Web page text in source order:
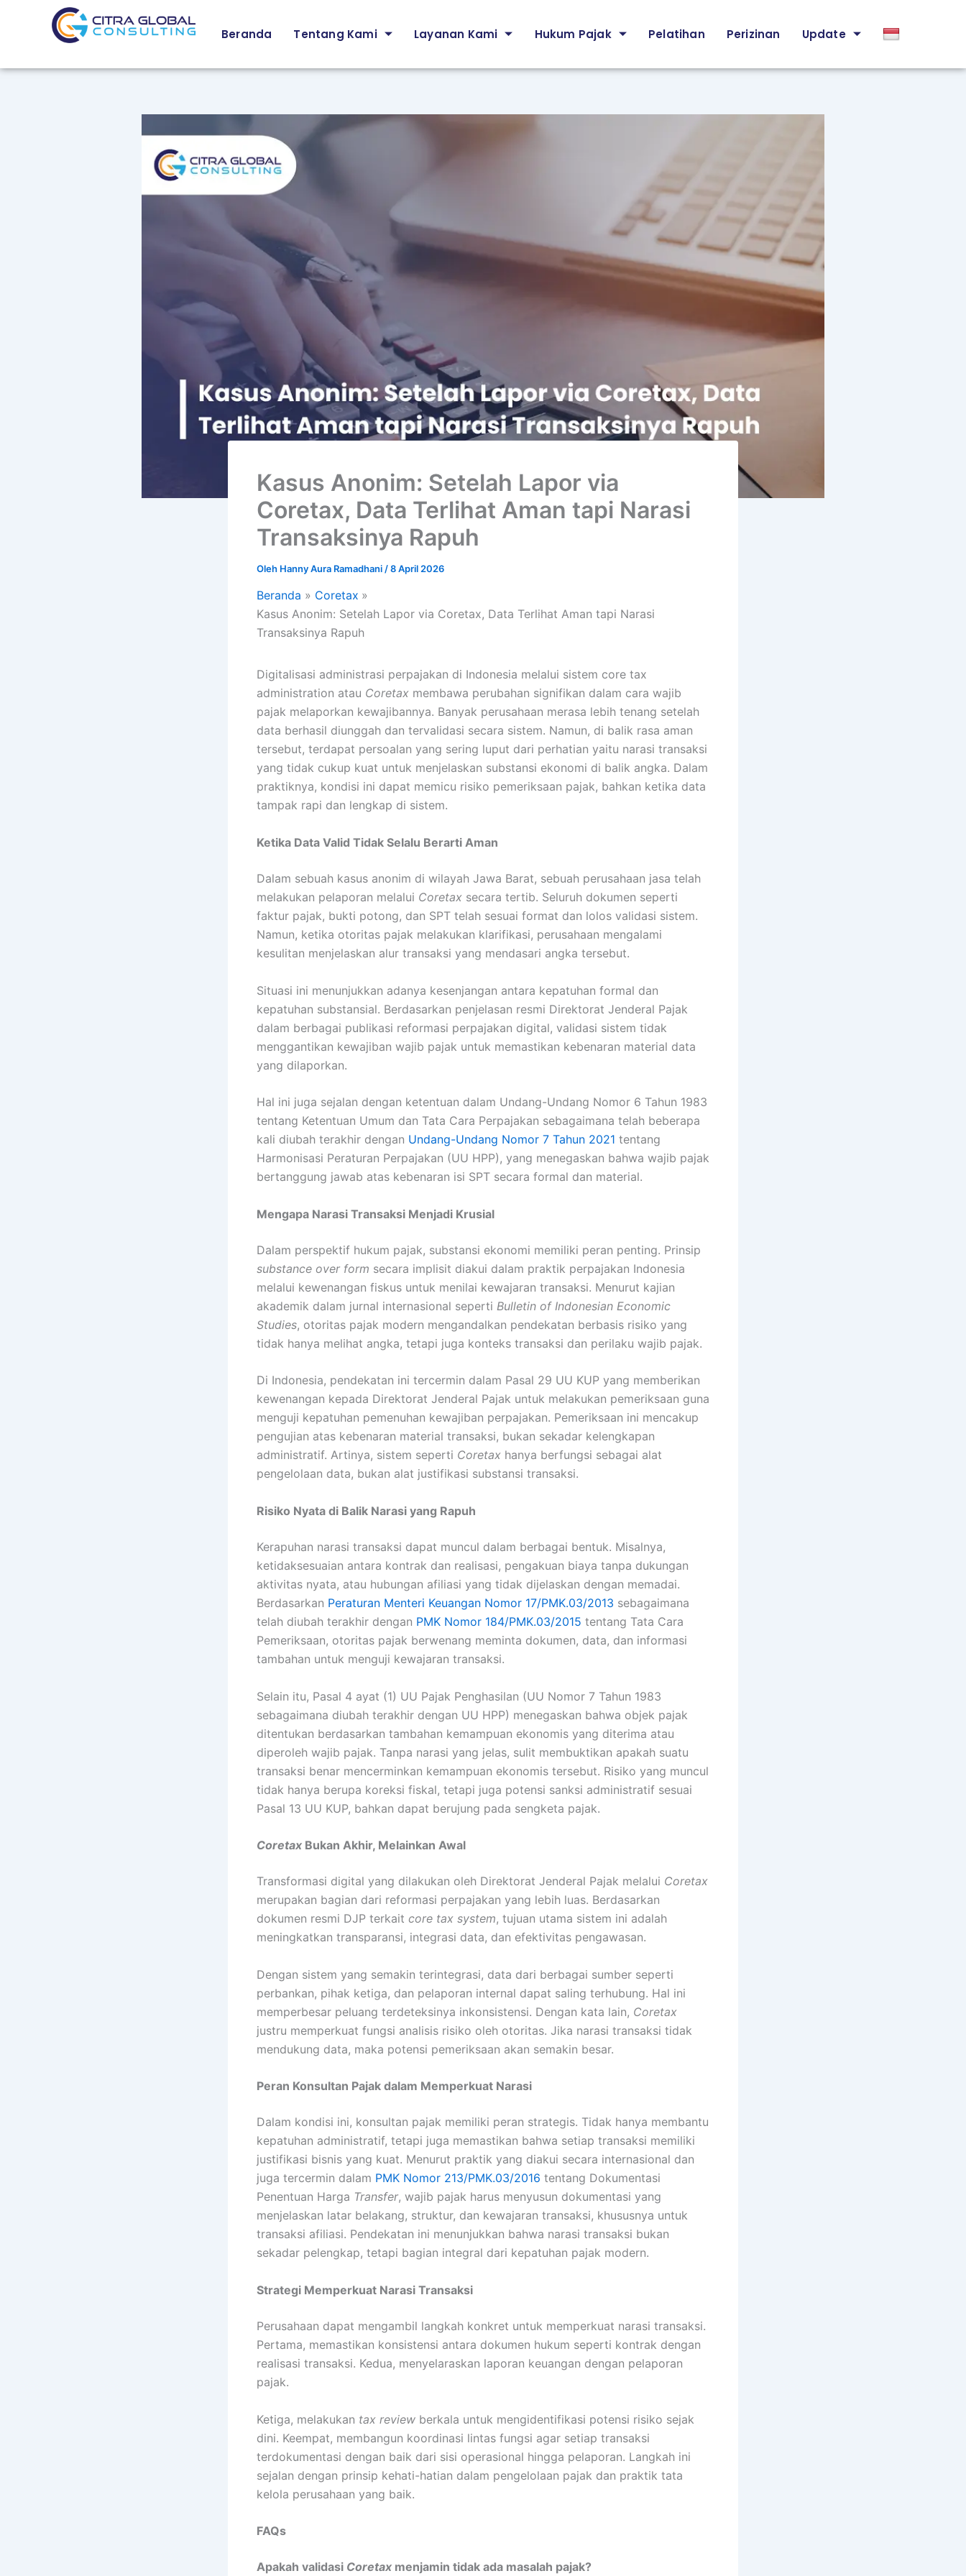
Beranda Tentang Kami Layanan Kami Hukum Pajak Pelatihan Perizinan Update
Kasus Anonim: Setelah Lapor via
Coretax, Data Terlihat Aman tapi Narasi
Transaksinya Rapuh
Oleh Hanny Aura Ramadhani/8 April 2026
Beranda
Coretax
Kasus Anonim: Setelah Lapor via Coretax, Data Terlihat Aman tapi Narasi
Transaksinya Rapuh
Digitalisasi administrasi perpajakan di Indonesia melalui sistem core tax
administration atau Coretax membawa perubahan signifikan dalam cara wajib
pajak melaporkan kewajibannya. Banyak perusahaan merasa lebih tenang setelah
data berhasil diunggah dan tervalidasi secara sistem. Namun, di balik rasa aman
tersebut, terdapat persoalan yang sering luput dari perhatian yaitu narasi transaksi
yang tidak cukup kuat untuk menjelaskan substansi ekonomi di balik angka. Dalam
praktiknya, kondisi ini dapat memicu risiko pemeriksaan pajak, bahkan ketika data
tampak rapi dan lengkap di sistem.
Ketika Data Valid Tidak Selalu Berarti Aman
Dalam sebuah kasus anonim di wilayah Jawa Barat, sebuah perusahaan jasa telah
melakukan pelaporan melalui Coretax secara tertib. Seluruh dokumen seperti
faktur pajak, bukti potong, dan SPT telah sesuai format dan lolos validasi sistem.
Namun, ketika otoritas pajak melakukan klarifikasi, perusahaan mengalami
kesulitan menjelaskan alur transaksi yang mendasari angka tersebut.
Situasi ini menunjukkan adanya kesenjangan antara kepatuhan formal dan
kepatuhan substansial. Berdasarkan penjelasan resmi Direktorat Jenderal Pajak
dalam berbagai publikasi reformasi perpajakan digital, validasi sistem tidak
menggantikan kewajiban wajib pajak untuk memastikan kebenaran material data
yang dilaporkan.
Hal ini juga sejalan dengan ketentuan dalam Undang-Undang Nomor 6 Tahun 1983
tentang Ketentuan Umum dan Tata Cara Perpajakan sebagaimana telah beberapa
kali diubah terakhir dengan Undang-Undang Nomor 7 Tahun 2021 tentang
Harmonisasi Peraturan Perpajakan (UU HPP), yang menegaskan bahwa wajib pajak
bertanggung jawab atas kebenaran isi SPT secara formal dan material.
Mengapa Narasi Transaksi Menjadi Krusial
Dalam perspektif hukum pajak, substansi ekonomi memiliki peran penting. Prinsip
substance over form secara implisit diakui dalam praktik perpajakan Indonesia
melalui kewenangan fiskus untuk menilai kewajaran transaksi. Menurut kajian
akademik dalam jurnal internasional seperti Bulletin of Indonesian Economic
Studies, otoritas pajak modern mengandalkan pendekatan berbasis risiko yang
tidak hanya melihat angka, tetapi juga konteks transaksi dan perilaku wajib pajak.
Di Indonesia, pendekatan ini tercermin dalam Pasal 29 UU KUP yang memberikan
kewenangan kepada Direktorat Jenderal Pajak untuk melakukan pemeriksaan guna
menguji kepatuhan pemenuhan kewajiban perpajakan. Pemeriksaan ini mencakup
pengujian atas kebenaran material transaksi, bukan sekadar kelengkapan
administratif. Artinya, sistem seperti Coretax hanya berfungsi sebagai alat
pengelolaan data, bukan alat justifikasi substansi transaksi.
Risiko Nyata di Balik Narasi yang Rapuh
Kerapuhan narasi transaksi dapat muncul dalam berbagai bentuk. Misalnya,
ketidaksesuaian antara kontrak dan realisasi, pengakuan biaya tanpa dukungan
aktivitas nyata, atau hubungan afiliasi yang tidak dijelaskan dengan memadai.
Berdasarkan Peraturan Menteri Keuangan Nomor 17/PMK.03/2013 sebagaimana
telah diubah terakhir dengan PMK Nomor 184/PMK.03/2015 tentang Tata Cara
Pemeriksaan, otoritas pajak berwenang meminta dokumen, data, dan informasi
tambahan untuk menguji kewajaran transaksi.
Selain itu, Pasal 4 ayat (1) UU Pajak Penghasilan (UU Nomor 7 Tahun 1983
sebagaimana diubah terakhir dengan UU HPP) menegaskan bahwa objek pajak
ditentukan berdasarkan tambahan kemampuan ekonomis yang diterima atau
diperoleh wajib pajak. Tanpa narasi yang jelas, sulit membuktikan apakah suatu
transaksi benar mencerminkan kemampuan ekonomis tersebut. Risiko yang muncul
tidak hanya berupa koreksi fiskal, tetapi juga potensi sanksi administratif sesuai
Pasal 13 UU KUP, bahkan dapat berujung pada sengketa pajak.
Coretax Bukan Akhir, Melainkan Awal
Transformasi digital yang dilakukan oleh Direktorat Jenderal Pajak melalui Coretax
merupakan bagian dari reformasi perpajakan yang lebih luas. Berdasarkan
dokumen resmi DJP terkait core tax system, tujuan utama sistem ini adalah
meningkatkan transparansi, integrasi data, dan efektivitas pengawasan.
Dengan sistem yang semakin terintegrasi, data dari berbagai sumber seperti
perbankan, pihak ketiga, dan pelaporan internal dapat saling terhubung. Hal ini
memperbesar peluang terdeteksinya inkonsistensi. Dengan kata lain, Coretax
justru memperkuat fungsi analisis risiko oleh otoritas. Jika narasi transaksi tidak
mendukung data, maka potensi pemeriksaan akan semakin besar.
Peran Konsultan Pajak dalam Memperkuat Narasi
Dalam kondisi ini, konsultan pajak memiliki peran strategis. Tidak hanya membantu
kepatuhan administratif, tetapi juga memastikan bahwa setiap transaksi memiliki
justifikasi bisnis yang kuat. Menurut praktik yang diakui secara internasional dan
juga tercermin dalam PMK Nomor 213/PMK.03/2016 tentang Dokumentasi
Penentuan Harga Transfer, wajib pajak harus menyusun dokumentasi yang
menjelaskan latar belakang, struktur, dan kewajaran transaksi, khususnya untuk
transaksi afiliasi. Pendekatan ini menunjukkan bahwa narasi transaksi bukan
sekadar pelengkap, tetapi bagian integral dari kepatuhan pajak modern.
Strategi Memperkuat Narasi Transaksi
Perusahaan dapat mengambil langkah konkret untuk memperkuat narasi transaksi.
Pertama, memastikan konsistensi antara dokumen hukum seperti kontrak dengan
realisasi transaksi. Kedua, menyelaraskan laporan keuangan dengan pelaporan
pajak.
Ketiga, melakukan tax review berkala untuk mengidentifikasi potensi risiko sejak
dini. Keempat, membangun koordinasi lintas fungsi agar setiap transaksi
terdokumentasi dengan baik dari sisi operasional hingga pelaporan. Langkah ini
sejalan dengan prinsip kehati-hatian dalam pengelolaan pajak dan praktik tata
kelola perusahaan yang baik.
FAQs
Apakah validasi Coretax menjamin tidak ada masalah pajak?